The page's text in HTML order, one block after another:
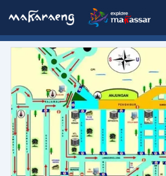
content